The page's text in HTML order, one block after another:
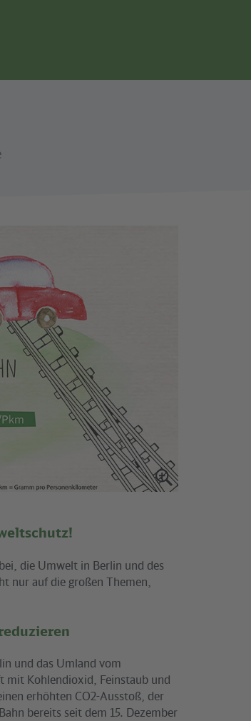
die Umwelt in Berlin und des
nur auf die großen Themen,
und das Umland vom
mit Kohlendioxid, Feinstaub und
erhöhten CO2-Ausstoß, der
bereits seit dem 15. Dezember